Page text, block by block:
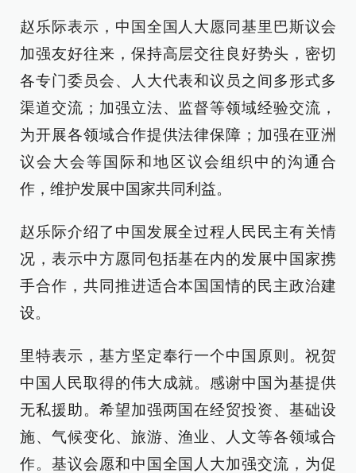
赵乐际表示，中国全国人大愿同基里巴斯议会
加强友好往来，保持高层交往良好势头，密切
各专门委员会、人大代表和议员之间多形式多
渠道交流；加强立法、监督等领域经验交流，
为开展各领域合作提供法律保障；加强在亚洲
议会大会等国际和地区议会组织中的沟通合
作，维护发展中国家共同利益。
赵乐际介绍了中国发展全过程人民民主有关情
况，表示中方愿同包括基在内的发展中国家携
手合作，共同推进适合本国国情的民主政治建
设。
里特表示，基方坚定奉行一个中国原则。祝贺
中国人民取得的伟大成就。感谢中国为基提供
无私援助。希望加强两国在经贸投资、基础设
施、气候变化、旅游、渔业、人文等各领域合
作。基议会愿和中国全国人大加强交流，为促